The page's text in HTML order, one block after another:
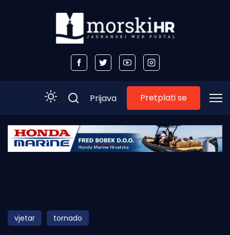
Početna
Obala
Otoci
Prijava Pretplati se
vjetar tornado